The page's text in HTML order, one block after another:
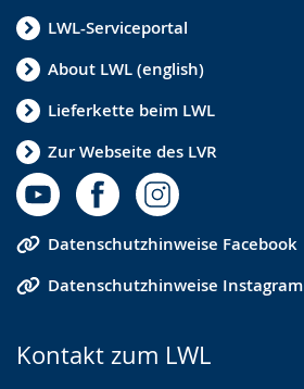
LWL-Serviceportal
About LWL (english)
Lieferkette beim LWL
Zur Webseite des LVR
Datenschutzhinweise Facebook
Datenschutzhinweise Instagram
Kontakt zum LWL